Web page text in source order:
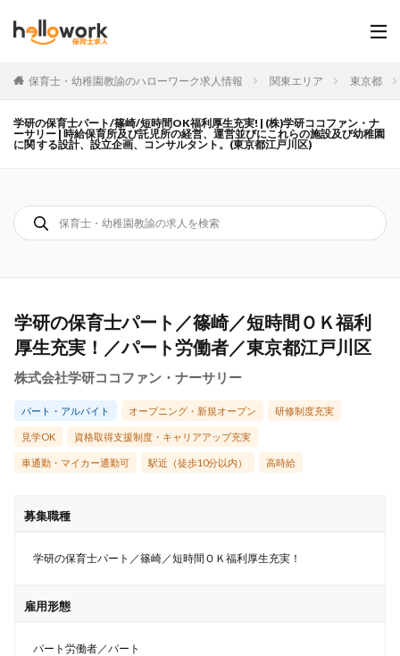
保育士・幼稚園教諭のハローワーク求人情報 関東エリア 東京都
学研の保育士パート/篠崎/短時間OK福利厚生充実! | (株)学研ココファン・ナ
ーサリー | 時給保育所及び託児所の経営、運営並びにこれらの施設及び幼稚園
に関 する設計、設立企画、コンサルタント。(東京都江戸川区)
学研の保育士パート／篠崎／短時間ＯＫ福利
厚生充実！／パート労働者／東京都江戸川区
株式会社学研ココファン・ナーサリー
パート・アルバイト オープニング・新規オープン 研修制度充実
見学OK 資格取得支援制度・キャリアアップ充実
車通勤・マイカー通勤可 駅近（徒歩10分以内） 高時給
募集職種
学研の保育士パート／篠崎／短時間ＯＫ福利厚生充実！
雇用形態
パート労働者／パート